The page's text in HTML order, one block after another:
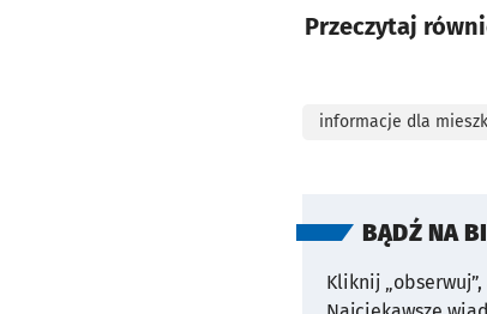
Przeczytaj
informacje dla
BĄDŹ NA
Kliknij